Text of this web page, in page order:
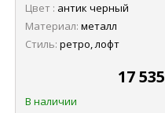
Цвет : антик черный
Материал: металл
Стиль: ретро, лофт
17 535
В наличии